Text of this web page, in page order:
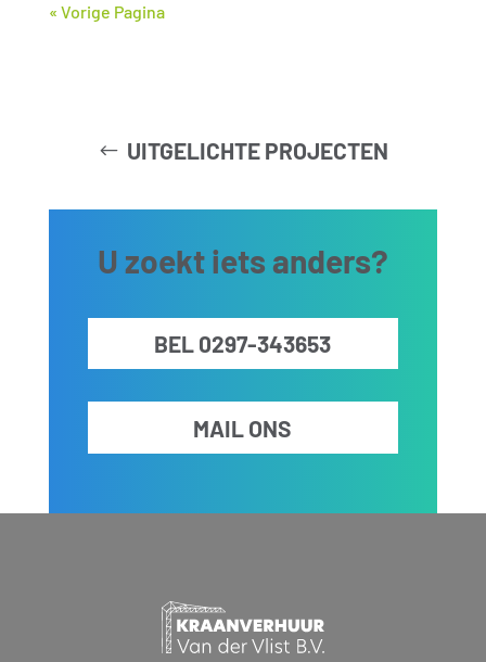
« Vorige Pagina
UITGELICHTE PROJECTEN
U zoekt iets anders?
BEL 0297-343653
MAIL ONS